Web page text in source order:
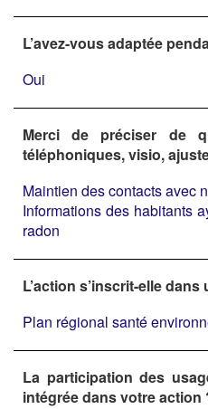
L’avez-vous adaptée
Oui
Merci de préciser de
téléphoniques, visio,
Maintien des contacts avec
Informations des habitants
radon
L’action s’inscrit-elle
Plan régional santé
La participation des
intégrée dans votre action